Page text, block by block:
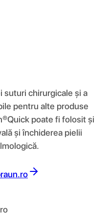
suturi chirurgicale şi a
pentru alte produse
poate fi folosit şi
şi închiderea pielii